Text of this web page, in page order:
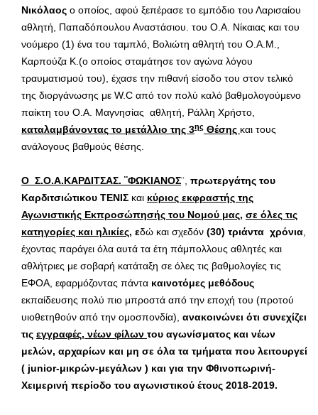
Νικόλαος ο οποίος, αφού ξεπέρασε το εμπόδιο του Λαρισαίου
αθλητή, Παπαδόπουλου Αναστάσιου. του Ο.Α. Νίκαιας και του
νούμερο (1) ένα του ταμπλό, Βολιώτη αθλητή του Ο.Α.Μ.,
Καρπούζα Κ.(ο οποίος σταμάτησε τον αγώνα λόγου
τραυματισμού του), έχασε την πιθανή είσοδο του στον τελικό
της διοργάνωσης με W.C από τον πολύ καλό βαθμολογούμενο
παίκτη του Ο.Α. Μαγνησίας αθλητή, Ράλλη Χρήστο,
καταλαμβάνοντας το μετάλλιο της 3ης Θέσης και τους
ανάλογους βαθμούς θέσης.
Ο Σ.Ο.Α.ΚAΡΔΙΤΣΑΣ. ¨ΦΩΚΙΑΝΟΣ¨, πρωτεργάτης του
Καρδιτσιώτικου ΤΕΝΙΣ και κύριος εκφραστής της
Αγωνιστικής Εκπροσώπησής του Νομού μας, σε όλες τις
κατηγορίες και ηλικίες, εδώ και σχεδόν (30) τριάντα χρόνια,
έχοντας παράγει όλα αυτά τα έτη πάμπολλους αθλητές και
αθλήτριες με σοβαρή κατάταξη σε όλες τις βαθμολογίες τις
ΕΦΟΑ, εφαρμόζοντας πάντα καινοτόμες μεθόδους
εκπαίδευσης πολύ πιο μπροστά από την εποχή του (προτού
υιοθετηθούν από την ομοσπονδία), ανακοινώνει ότι συνεχίζει
τις εγγραφές, νέων φίλων του αγωνίσματος και νέων
μελών, αρχαρίων και μη σε όλα τα τμήματα που λειτουργεί
( junior-μικρών-μεγάλων ) και για την Φθινοπωρινή-
Χειμερινή περίοδο του αγωνιστικού έτους 2018-2019.